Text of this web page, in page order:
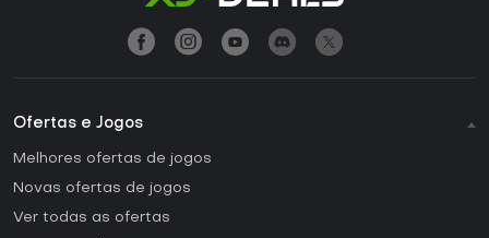
Ofertas e Jogos
Melhores ofertas de jogos
Novas ofertas de jogos
Ver todas as ofertas